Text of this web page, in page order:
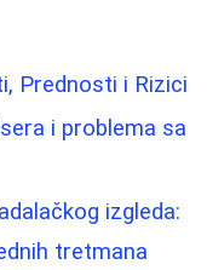
Prednosti i Rizici
i problema sa
izgleda:
tretmana